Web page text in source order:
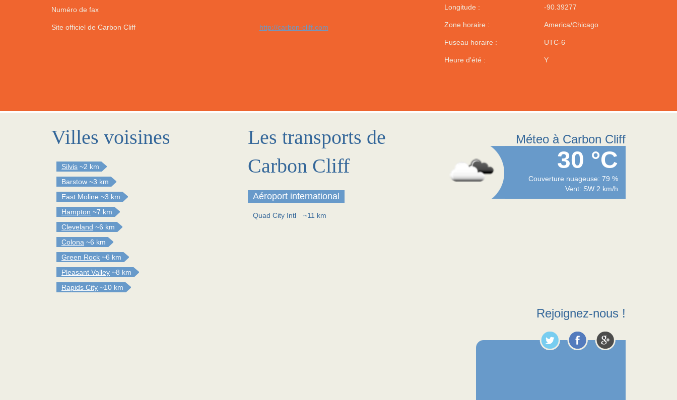
Numéro de fax
Site officiel de Carbon Cliff http://carbon-cliff.com
Longitude : -90.39277
Zone horaire : America/Chicago
Fuseau horaire : UTC-6
Heure d'été : Y
Villes voisines
Silvis ~2 km
Barstow ~3 km
East Moline ~3 km
Hampton ~7 km
Cleveland ~6 km
Colona ~6 km
Green Rock ~6 km
Pleasant Valley ~8 km
Rapids City ~10 km
Les transports de
Carbon Cliff
Aéroport international
Quad City Intl ~11 km
Méteo à Carbon Cliff
30 °C
Couverture nuageuse: 79 %
Vent: SW 2 km/h
Rejoignez-nous !